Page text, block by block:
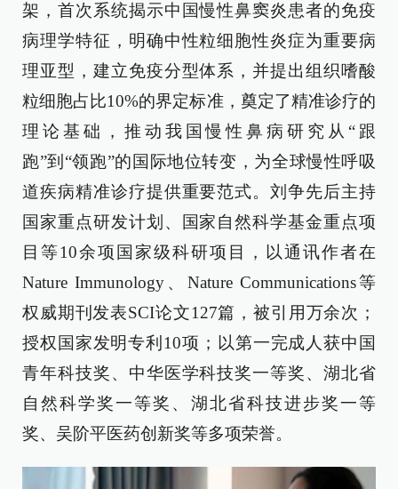
架，首次系统揭示中国慢性鼻窦炎患者的免疫
病理学特征，明确中性粒细胞性炎症为重要病
理亚型，建立免疫分型体系，并提出组织嗜酸
粒细胞占比10%的界定标准，奠定了精准诊疗的
理论基础，推动我国慢性鼻病研究从“跟
跑”到“领跑”的国际地位转变，为全球慢性呼吸
道疾病精准诊疗提供重要范式。刘争先后主持
国家重点研发计划、国家自然科学基金重点项
目等10余项国家级科研项目，以通讯作者在
Nature Immunology、Nature Communications等
权威期刊发表SCI论文127篇，被引用万余次；
授权国家发明专利10项；以第一完成人获中国
青年科技奖、中华医学科技奖一等奖、湖北省
自然科学奖一等奖、湖北省科技进步奖一等
奖、吴阶平医药创新奖等多项荣誉。